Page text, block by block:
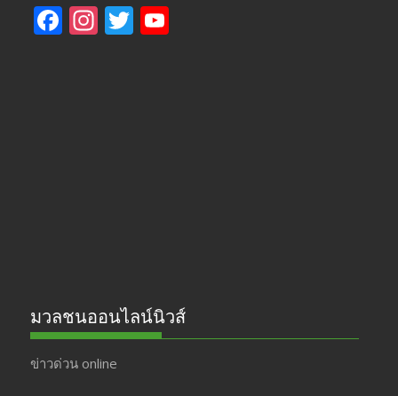
F In T
มวลชนออนไลน์นิวส์
ข่าวด่วน online